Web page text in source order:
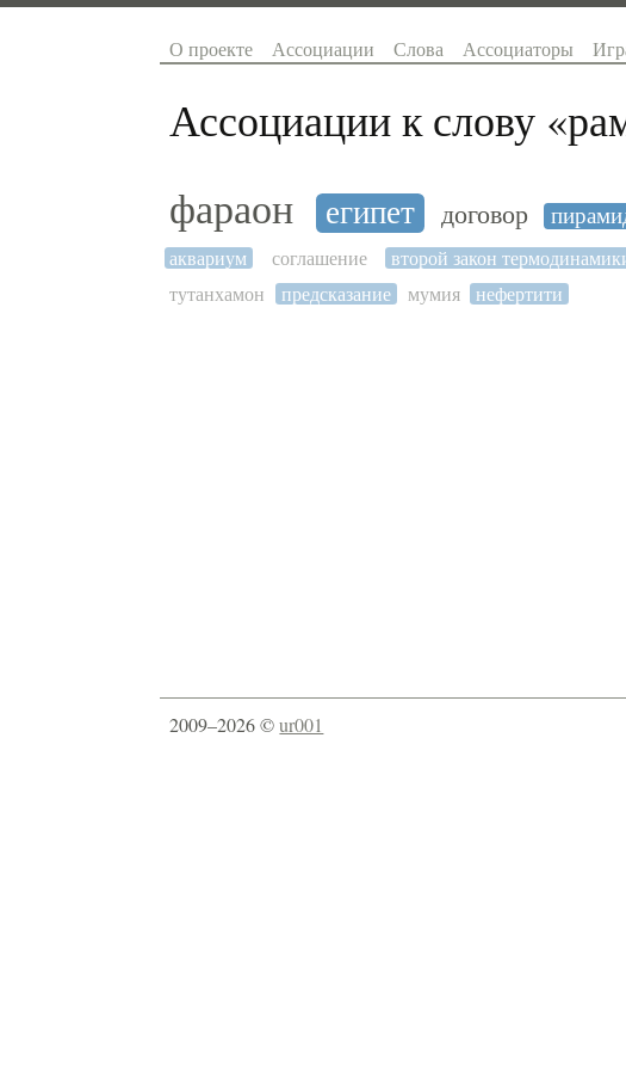
О проекте Ассоциации Слова Ассоциаторы
Ассоциации к слову «
фараон египет договор
аквариум
соглашение второй закон
тутанхамон
предсказание мумия нефертити
2009–2026 ©ur001